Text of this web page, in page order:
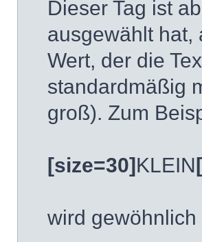
Dieser Tag ist
ausgewählt hat,
Wert, der die
standardmäßig
groß). Zum
[size=30]KLEIN
wird gewöhnlich